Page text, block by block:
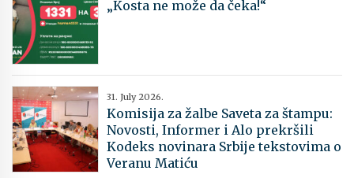
„Kosta ne može da čeka!“
31. July 2026.
Komisija za žalbe Saveta za štampu:
Novosti, Informer i Alo prekršili
Kodeks novinara Srbije tekstovima o
Veranu Matiću